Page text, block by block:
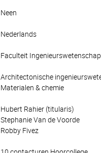
Neen
Nederlands
Faculteit
Architectonische
Materialen & chemie
Hubert Rahier (titularis)
Stephanie Van de Voorde
Robby Fivez